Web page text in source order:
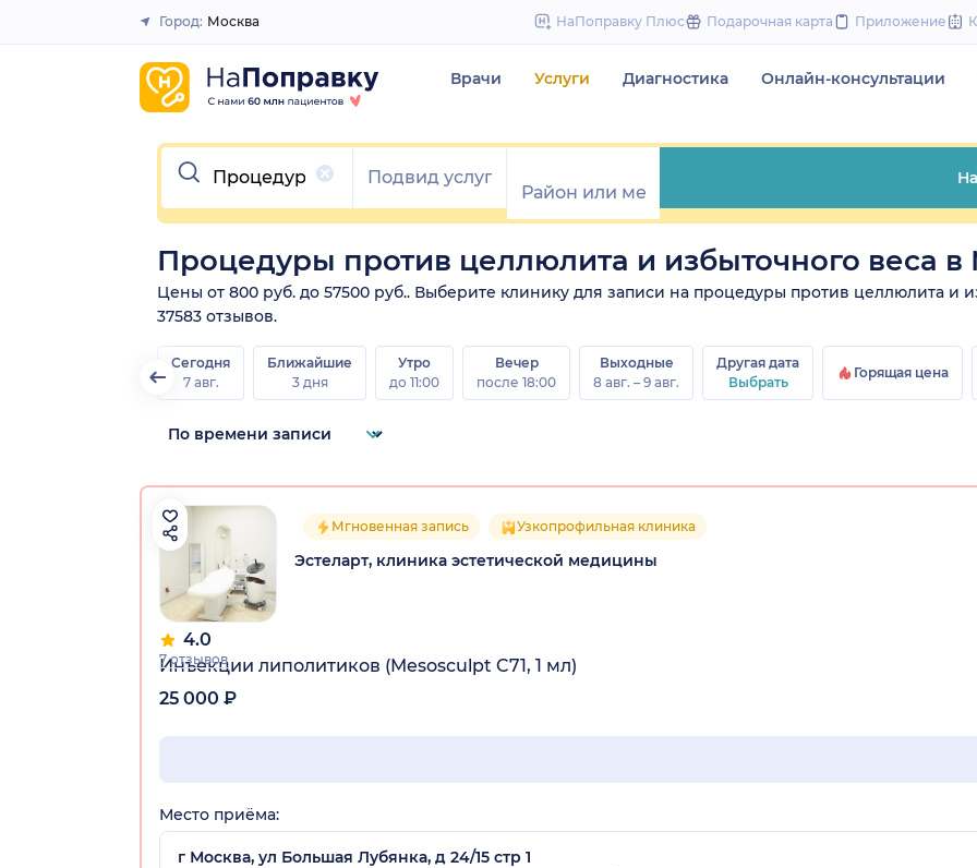
to
Закрыть
Город: Москва НаПоправку Плюс Подарочная карта Приложение
Врачи Услуги Диагностика Онлайн-консультации
Очистить
Процедуры против целлюлита и избыточного веса в
Цены от 800 руб. до 57500 руб.. Выберите клинику для записи на процедуры против целлюлита и
37583 отзывов.
Сегодня
7 авг.
Ближайшие
3 дня
Утро
до 11:00
Вечер
после 18:00
Выходные
8 авг. – 9 авг.
Другая дата
Выбрать
Горящая цена
4.0
7 отзывов
Мгновенная запись Узкопрофильная клиника
Эстеларт, клиника эстетической медицины
Инъекции липолитиков (Mesosculpt C71, 1 мл)
25 000 ₽
Место приёма:
г Москва, ул Большая Лубянка, д 24/15 стр 1